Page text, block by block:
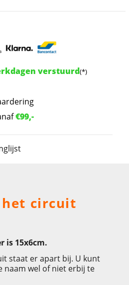
verstuurd(*)
€99,-
circuit
is 15x6cm.
staat er apart bij. U kunt
naam wel of niet erbij te